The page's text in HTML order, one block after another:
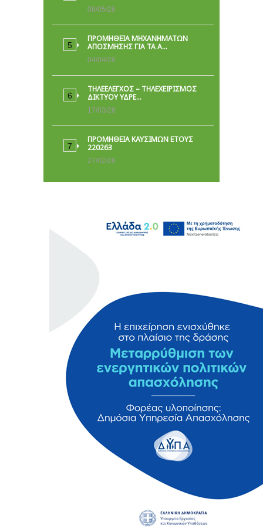
08/05/26
ΠΡΟΜΗΘΕΙΑ ΜΗΧΑΝΗΜΑΤΩΝ
ΑΠΟΣΜΗΣΗΣ ΓΙΑ ΤΑ Α…
04/04/26
ΤΗΛΕΕΛΕΓΧΟΣ – ΤΗΛΕΧΕΙΡΙΣΜΟΣ
ΔΙΚΤΥΟΥ ΥΔΡΕ…
17/03/26
ΠΡΟΜΗΘΕΙΑ ΚΑΥΣΙΜΩΝ ΕΤΟΥΣ
220263
27/02/26